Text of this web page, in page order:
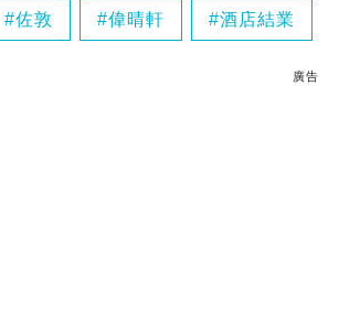
佐敦 偉晴軒 酒店結業
廣告